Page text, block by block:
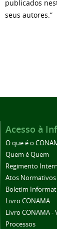
publicados
seus autores.”
Acesso à
O que é o
Quem é Quem
Regimento
Atos Normativos
Boletim
Livro CONAMA
Livro CONAMA -
Processos